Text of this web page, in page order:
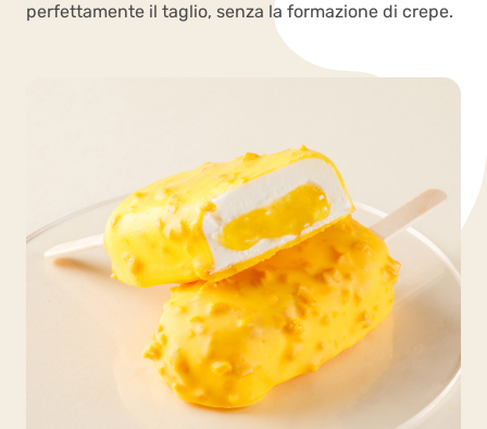
perfettamente il taglio, senza la formazione di crepe.